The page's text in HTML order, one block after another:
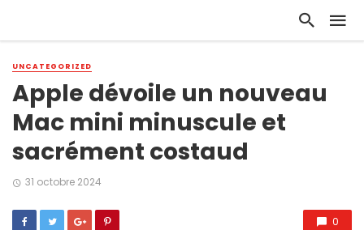
UNCATEGORIZED
Apple dévoile un nouveau
Mac mini minuscule et
sacrément costaud
31 octobre 2024
0